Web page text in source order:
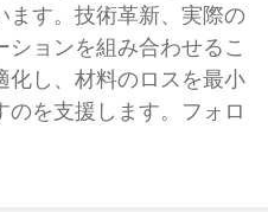
す。技術革新、実際の
ョンを組み合わせるこ
化し、材料のロスを最小
を支援します。フォロ